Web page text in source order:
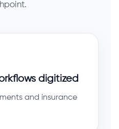
digitized
and insurance